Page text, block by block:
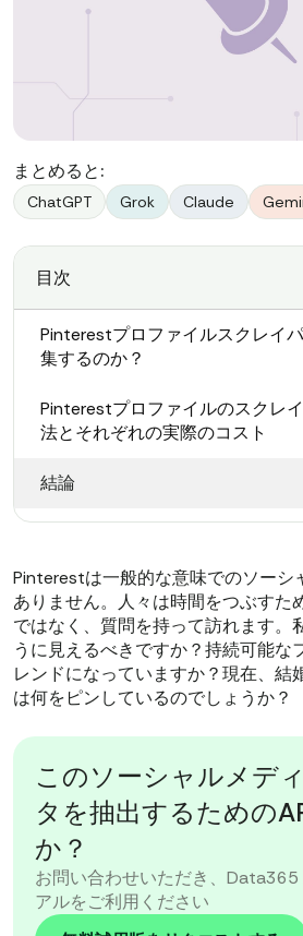
まとめると:
ChatGPT Grok Claude
目次
Pinterestプロファイルスクレイ
集するのか？
Pinterestプロファイルのスクレ
法とそれぞれの実際のコスト
結論
Pinterestは一般的な意味でのソーシ
ありません。人々は時間をつぶすた
ではなく、質問を持って訪れます。
うに見えるべきですか？持続可能な
レンドになっていますか？現在、結
は何をピンしているのでしょうか？
このソーシャルメデ
タを抽出するための
か？
お問い合わせいただき、Data365
アルをご利用ください